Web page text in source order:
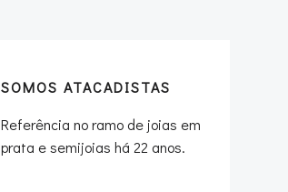
SOMOS ATACADISTAS
Referência no ramo de joias em
prata e semijoias há 22 anos.